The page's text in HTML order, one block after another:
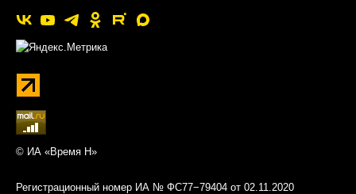
© ИА «Время Н»
Регистрационный номер ИА № ФС77−79404 от 02.11.2020